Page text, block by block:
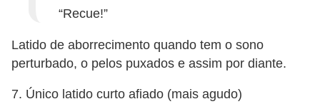
“Recue!”
Latido de aborrecimento quando tem o sono
perturbado, o pelos puxados e assim por diante.
7. Único latido curto afiado (mais agudo)
a
ú
d